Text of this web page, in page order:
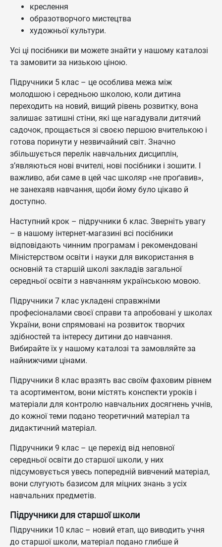
креслення
образотворчого мистецтва
художньої культури.
Усі ці посібники ви можете знайти у нашому каталозі
та замовити за низькою ціною.
Підручники 5 клас – це особлива межа між
молодшою і середньою школою, коли дитина
переходить на новий, вищий рівень розвитку, вона
залишає затишні стіни, які ще нагадували дитячий
садочок, прощається зі своєю першою вчителькою і
готова поринути у незвичайний світ. Значно
збільшується перелік навчальних дисциплін,
з’являються нові вчителі, нові посібники і зошити. І
важливо, аби саме в цей час школяр «не проґавив»,
не занехаяв навчання, щоби йому було цікаво й
доступно.
Наступний крок – підручники 6 клас. Зверніть увагу
– в нашому інтернет-магазині всі посібники
відповідають чинним програмам і рекомендовані
Міністерством освіти і науки для використання в
основній та старшій школі закладів загальної
середньої освіти з навчанням українською мовою.
Підручники 7 клас укладені справжніми
професіоналами своєї справи та апробовані у школах
України, вони спрямовані на розвиток творчих
здібностей та інтересу дитини до навчання.
Вибирайте їх у нашому каталозі та замовляйте за
найнижчими цінами.
Підручники 8 клас вразять вас своїм фаховим рівнем
та асортиментом, вони містять конспекти уроків і
матеріали для контролю навчальних досягнень учнів,
до кожної теми подано теоретичний матеріал та
дидактичний матеріал.
Підручники 9 клас – це перехід від неповної
середньої освіти до старшої школи, у них
підсумовується увесь попередній вивчений матеріал,
вони слугують базисом для міцних знань з усіх
навчальних предметів.
Підручники для старшої школи
Підручники 10 клас – новий етап, що виводить учня
до старшої школи, матеріал подано глибше й